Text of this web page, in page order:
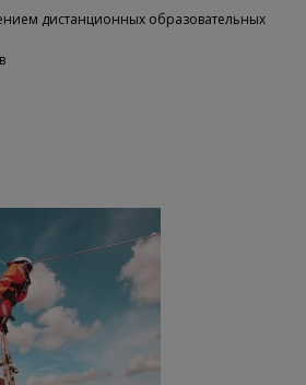
дистанционных образовательных